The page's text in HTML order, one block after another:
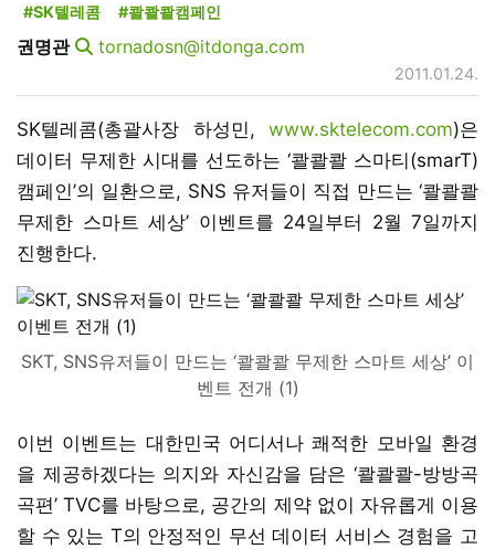
#SK텔레콤 #콸콸콸캠페인
권명관 tornadosn@itdonga.com
2011.01.24.
SK텔레콤(총괄사장 하성민, www.sktelecom.com)은
데이터 무제한 시대를 선도하는 ‘콸콸콸 스마티(smarT)
캠페인’의 일환으로, SNS 유저들이 직접 만드는 ‘콸콸콸
무제한 스마트 세상’ 이벤트를 24일부터 2월 7일까지
진행한다.
SKT, SNS유저들이 만드는 ‘콸콸콸 무제한 스마트 세상’ 이
벤트 전개 (1)
이번 이벤트는 대한민국 어디서나 쾌적한 모바일 환경
을 제공하겠다는 의지와 자신감을 담은 ‘콸콸콸-방방곡
곡편’ TVC를 바탕으로, 공간의 제약 없이 자유롭게 이용
할 수 있는 T의 안정적인 무선 데이터 서비스 경험을 고